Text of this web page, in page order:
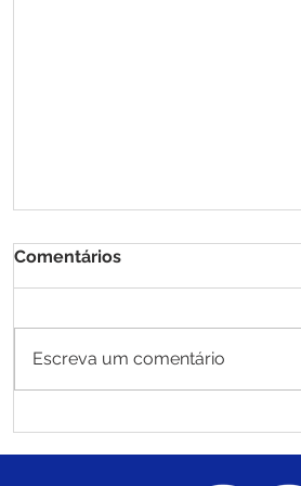
Comentários
Escreva um comentário